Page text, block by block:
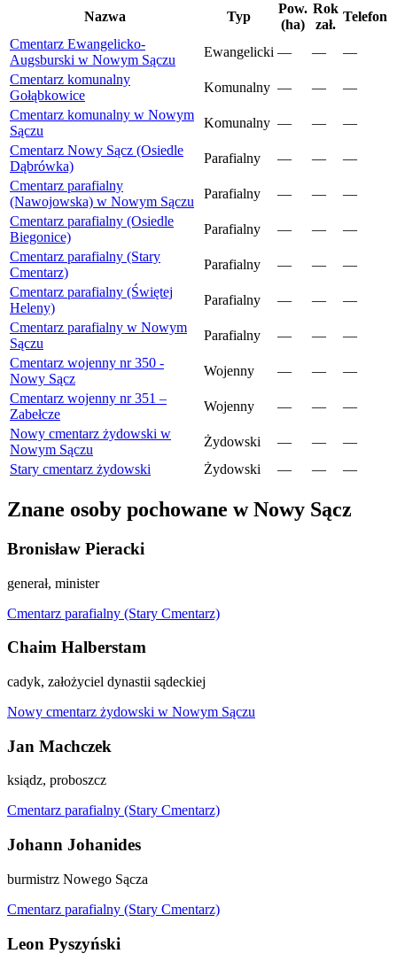
Nazwa Typ
Pow.
(ha)
Rok
zał.
Telefon
Cmentarz Ewangelicko-
Augsburski w Nowym Sączu
Ewangelicki — —
—
Cmentarz komunalny
Gołąbkowice
Komunalny — —
—
Cmentarz komunalny w Nowym
Sączu
Komunalny — —
—
Cmentarz Nowy Sącz (Osiedle
Dąbrówka)
Parafialny — —
—
Cmentarz parafialny
(Nawojowska) w Nowym Sączu
Parafialny — —
—
Cmentarz parafialny (Osiedle
Biegonice)
Parafialny — —
—
Cmentarz parafialny (Stary
Cmentarz)
Parafialny — —
—
Cmentarz parafialny (Świętej
Heleny)
Parafialny — —
—
Cmentarz parafialny w Nowym
Sączu
Parafialny — —
—
Cmentarz wojenny nr 350 -
Nowy Sącz
Wojenny — —
—
Cmentarz wojenny nr 351 –
Zabełcze
Wojenny — —
—
Nowy cmentarz żydowski w
Nowym Sączu
Żydowski — —
—
Stary cmentarz żydowski
Żydowski — — —
Znane osoby pochowane w Nowy Sącz
Bronisław Pieracki
generał, minister
Cmentarz parafialny (Stary Cmentarz)
Chaim Halberstam
cadyk, założyciel dynastii sądeckiej
Nowy cmentarz żydowski w Nowym Sączu
Jan Machczek
ksiądz, proboszcz
Cmentarz parafialny (Stary Cmentarz)
Johann Johanides
burmistrz Nowego Sącza
Cmentarz parafialny (Stary Cmentarz)
Leon Pyszyński